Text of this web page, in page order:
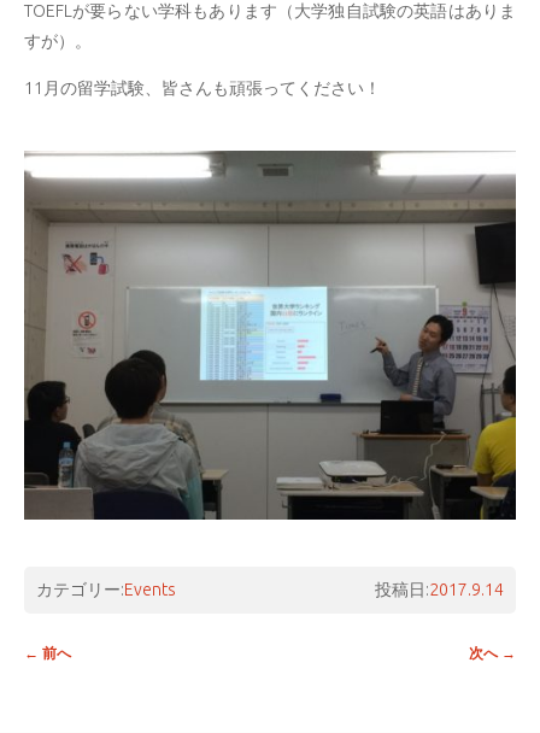
TOEFLが要らない学科もあります（大学独自試験の英語はありま
すが）。
11月の留学試験、皆さんも頑張ってください！
カテゴリー:Events 投稿日:2017.9.14
投稿ナビゲーション
← 前へ 次へ →